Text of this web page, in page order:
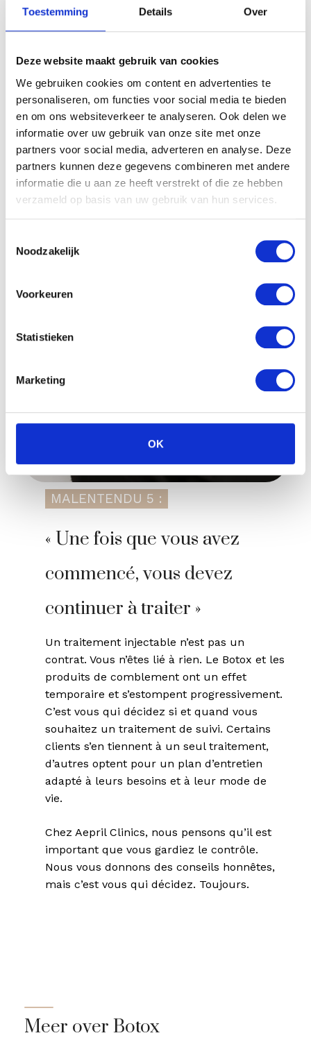
Toestemming Details Over
Deze website maakt gebruik van cookies
We gebruiken cookies om content en advertenties te
personaliseren, om functies voor social media te bieden
en om ons websiteverkeer te analyseren. Ook delen we
informatie over uw gebruik van onze site met onze
partners voor social media, adverteren en analyse. Deze
partners kunnen deze gegevens combineren met andere
informatie die u aan ze heeft verstrekt of die ze hebben
verzameld op basis van uw gebruik van hun services.
Noodzakelijk
Voorkeuren
Statistieken
Marketing
OK
MALENTENDU 5 :
« Une fois que vous avez
commencé, vous devez
continuer à traiter »
Un traitement injectable n’est pas un
contrat. Vous n’êtes lié à rien. Le Botox et les
produits de comblement ont un effet
temporaire et s’estompent progressivement.
C’est vous qui décidez si et quand vous
souhaitez un traitement de suivi. Certains
clients s’en tiennent à un seul traitement,
d’autres optent pour un plan d’entretien
adapté à leurs besoins et à leur mode de
vie.
Chez Aepril Clinics, nous pensons qu’il est
important que vous gardiez le contrôle.
Nous vous donnons des conseils honnêtes,
mais c’est vous qui décidez. Toujours.
Meer over Botox